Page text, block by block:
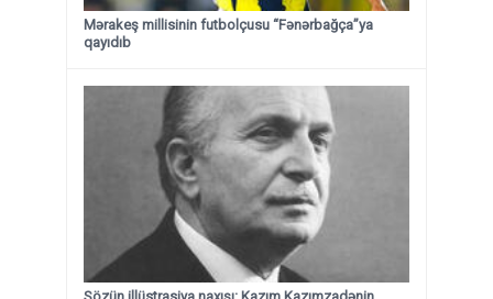
Mərakeş millisinin futbolçusu “Fənərbağça”ya
qayıdıb